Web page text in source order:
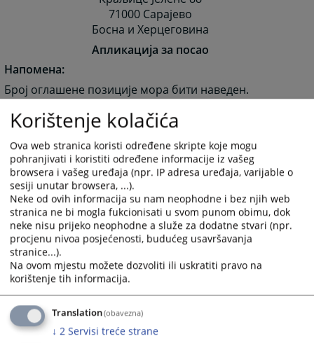
71000 Сарајево
Босна и Херцеговина
Апликација за посао
Напомена:
Број оглашене позиције мора бити наведен.
Љубазно Вас молимо да не контактирате
Секретаријат ВСТВ БиХ телефонским путем. Само
кандидати који су ушли у ужи избор бит ће
контактирани.
Слањем Ваше апликације потврђујете да су све
информације које сте навели истините. Уколико
ступите у радни однос, а накнадно се утврди да сте
доставили информације које нису истините, ВСТВ
БиХ задржава право прекида радног односа.
16935ПРЕГЛЕДА
Korištenje kolačića
Ova web stranica koristi određene skripte koje mogu
pohranjivati i koristiti određene informacije iz vašeg
browsera i vašeg uređaja (npr. IP adresa uređaja, varijable o
sesiji unutar browsera, ...).
Neke od ovih informacija su nam neophodne i bez njih web
stranica ne bi mogla fukcionisati u svom punom obimu, dok
neke nisu prijeko neophodne a služe za dodatne stvari (npr.
procjenu nivoa posjećenosti, budućeg usavršavanja
stranice...).
Na ovom mjestu možete dozvoliti ili uskratiti pravo na
korištenje tih informacija.
Translation(obavezna)
↓ 2 Servisi treće strane